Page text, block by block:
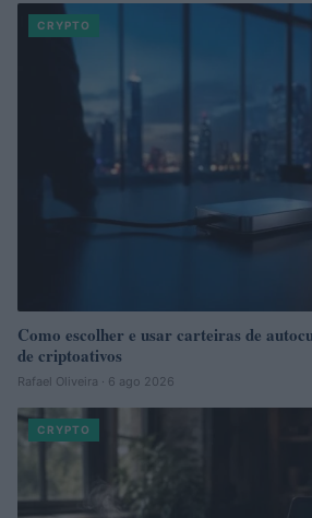
CRYPTO
Como escolher e usar carteiras de
de criptoativos
Rafael Oliveira · 6 ago 2026
CRYPTO